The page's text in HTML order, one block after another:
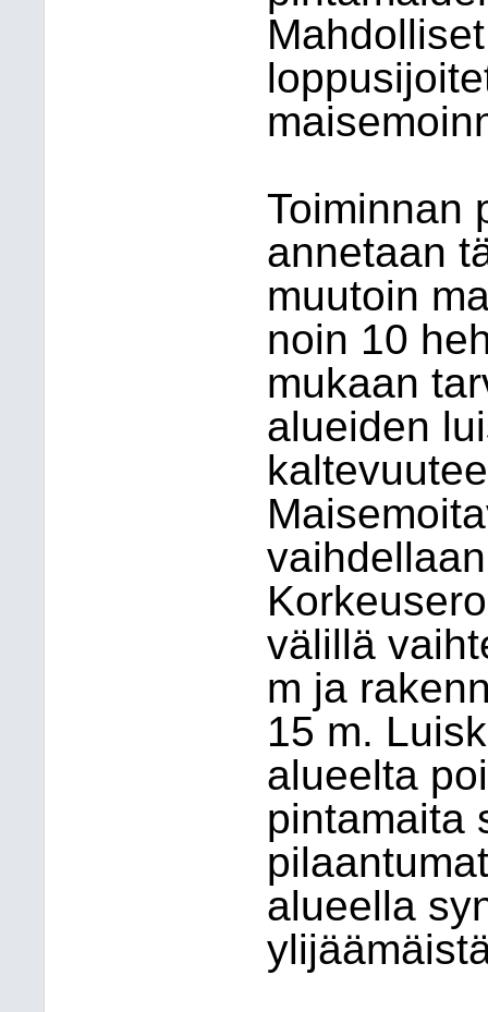
Toiminnan
annetaan
muutoin
noin 10
mukaan
alueiden
välillä
m ja
15 m.
alueelta
pintamaita
alueella